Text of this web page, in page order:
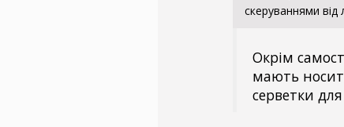
скеруваннями від
Окрім
мають
серветки для